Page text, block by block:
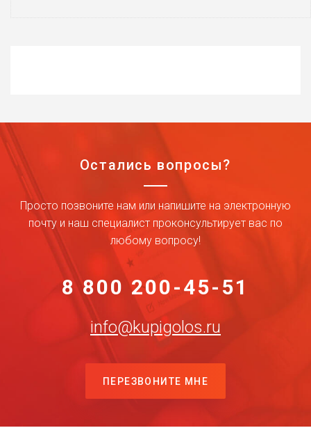
Остались вопросы?
Просто позвоните нам или напишите на электронную
почту и наш специалист проконсультирует вас по
любому вопросу!
8 800 200-45-51
info@kupigolos.ru
ПЕРЕЗВОНИТЕ МНЕ